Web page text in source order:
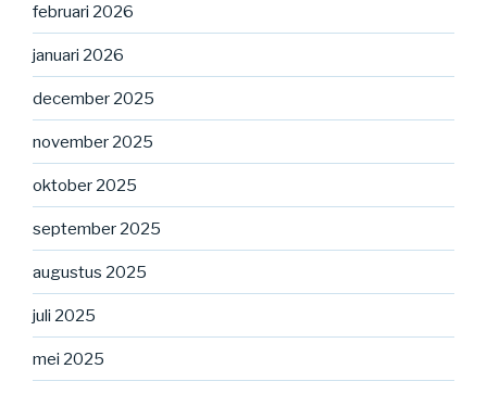
februari 2026
januari 2026
december 2025
november 2025
oktober 2025
september 2025
augustus 2025
juli 2025
mei 2025